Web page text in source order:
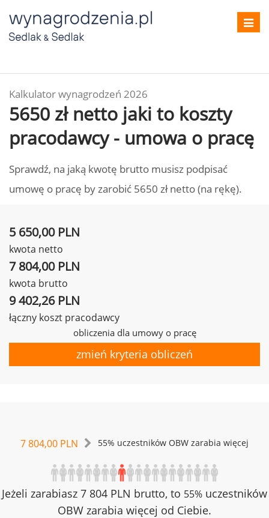
Kalkulator wynagrodzeń 2026
5650 zł netto jaki to koszty
pracodawcy - umowa o pracę
Sprawdź, na jaką kwotę brutto musisz podpisać
umowę o pracę by zarobić 5650 zł netto (na rękę).
5 650,00 PLN
kwota netto
7 804,00 PLN
kwota brutto
9 402,26 PLN
łączny koszt pracodawcy
obliczenia dla umowy o pracę
zmień kryteria obliczeń
7 804,00 PLN 55% uczestników OBW zarabia więcej
Jeżeli zarabiasz 7 804 PLN brutto, to 55% uczestników
OBW zarabia więcej od Ciebie.